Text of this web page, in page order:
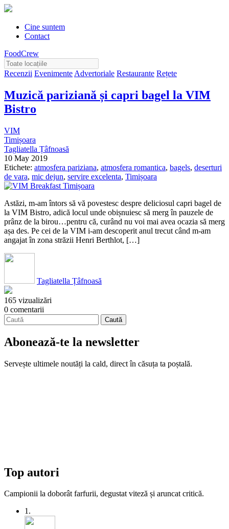
Cine suntem
Contact
FoodCrew
Recenzii Evenimente Advertoriale Restaurante Rețete
Muzică pariziană și capri bagel la VIM
Bistro
VIM
Timișoara
Tagliatella Țâfnoasă
10 May 2019
Etichete: atmosfera pariziana, atmosfera romantica, bagels, deserturi
de vara, mic dejun, servire excelenta, Timișoara
Astăzi, m-am întors să vă povestesc despre deliciosul capri bagel de
la VIM Bistro, adică locul unde obișnuiesc să merg în pauzele de
prânz de la birou…pentru că, curând nu voi mai avea ocazia să merg
așa des. Pe cei de la VIM i-am descoperit anul trecut când m-am
angajat în zona străzii Henri Berthlot, […]
Tagliatella Țâfnoasă
165 vizualizări
0 comentarii
Abonează-te la newsletter
Servește ultimele noutăți la cald, direct în căsuța ta poștală.
Top autori
Campionii la doborât farfurii, degustat viteză și aruncat critică.
1.